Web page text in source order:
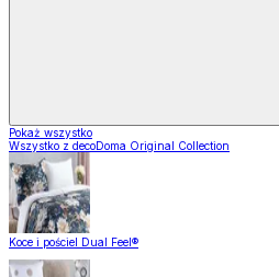
Pokaż wszystko
Wszystko z decoDoma Original Collection
Koce i pościel Dual Feel®